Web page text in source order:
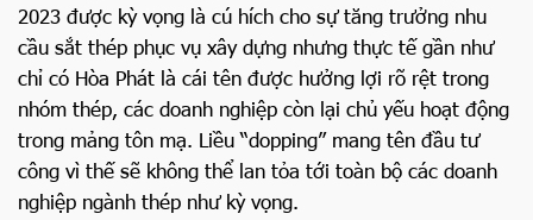
2023 được kỳ vọng là cú hích cho sự tăng trưởng nhu
cầu sắt thép phục vụ xây dựng nhưng thực tế gần như
chỉ có Hòa Phát là cái tên được hưởng lợi rõ rệt trong
nhóm thép, các doanh nghiệp còn lại chủ yếu hoạt động
trong mảng tôn mạ. Liều “dopping” mang tên đầu tư
công vì thế sẽ không thể lan tỏa tới toàn bộ các doanh
nghiệp ngành thép như kỳ vọng.